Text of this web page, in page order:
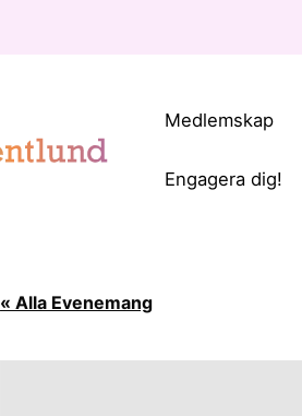
Medlemskap
Engagera dig!
« Alla Evenemang